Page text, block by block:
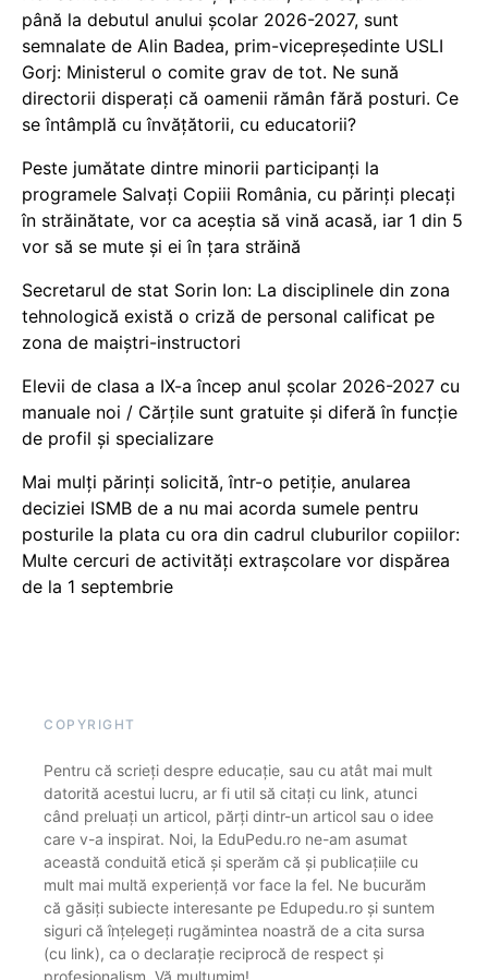
până la debutul anului școlar 2026-2027, sunt
semnalate de Alin Badea, prim-vicepreședinte USLI
Gorj: Ministerul o comite grav de tot. Ne sună
directorii disperați că oamenii rămân fără posturi. Ce
se întâmplă cu învățătorii, cu educatorii?
Peste jumătate dintre minorii participanți la
programele Salvați Copiii România, cu părinți plecați
în străinătate, vor ca aceștia să vină acasă, iar 1 din 5
vor să se mute și ei în țara străină
Secretarul de stat Sorin Ion: La disciplinele din zona
tehnologică există o criză de personal calificat pe
zona de maiștri-instructori
Elevii de clasa a IX-a încep anul școlar 2026-2027 cu
manuale noi / Cărțile sunt gratuite și diferă în funcție
de profil și specializare
Mai mulți părinți solicită, într-o petiție, anularea
deciziei ISMB de a nu mai acorda sumele pentru
posturile la plata cu ora din cadrul cluburilor copiilor:
Multe cercuri de activități extrașcolare vor dispărea
de la 1 septembrie
COPYRIGHT
Pentru că scrieți despre educație, sau cu atât mai mult
datorită acestui lucru, ar fi util să citați cu link, atunci
când preluați un articol, părți dintr-un articol sau o idee
care v-a inspirat. Noi, la EduPedu.ro ne-am asumat
această conduită etică și sperăm că și publicațiile cu
mult mai multă experiență vor face la fel. Ne bucurăm
că găsiți subiecte interesante pe Edupedu.ro și suntem
siguri că înțelegeți rugămintea noastră de a cita sursa
(cu link), ca o declarație reciprocă de respect și
profesionalism. Vă mulțumim!